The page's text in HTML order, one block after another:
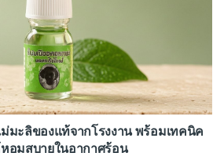
ม่มะลิของแท้จากโรงงาน พร้อมเทคนิค
อมสบายในอากาศร้อน